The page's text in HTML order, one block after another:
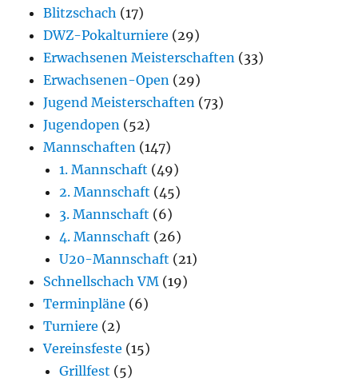
Blitzschach (17)
DWZ-Pokalturniere (29)
Erwachsenen Meisterschaften (33)
Erwachsenen-Open (29)
Jugend Meisterschaften (73)
Jugendopen (52)
Mannschaften (147)
1. Mannschaft (49)
2. Mannschaft (45)
3. Mannschaft (6)
4. Mannschaft (26)
U20-Mannschaft (21)
Schnellschach VM (19)
Terminpläne (6)
Turniere (2)
Vereinsfeste (15)
Grillfest (5)